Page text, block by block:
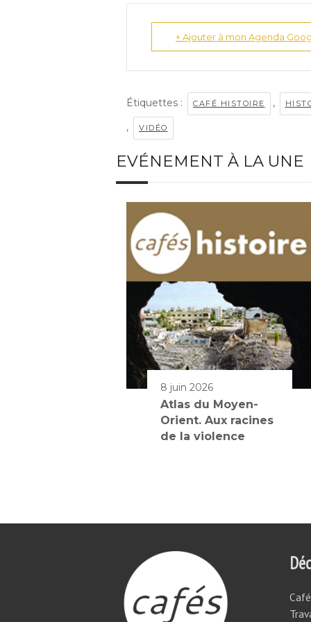
+ Ajouter à mon Agenda
Étiquettes : CAFÉ HISTOIRE ,
, VIDÉO
EVÉNEMENT À LA UNE
8 juin 2026
Atlas du Moyen-
Orient. Aux racines
de la violence